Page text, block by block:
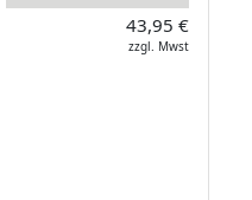
43,95 €
zzgl. Mwst